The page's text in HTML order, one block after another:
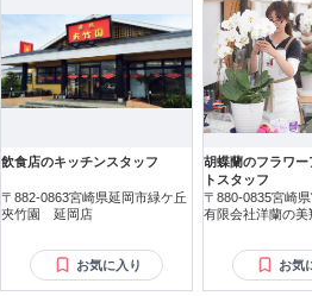
飲食店のキッチンスタッフ
〒882-0863宮崎県延岡市緑ケ丘
夾竹園 延岡店
お気に入り
胡蝶蘭のフラワ
トスタッフ
〒880-0835宮崎
原町
有限会社洋蘭の美
お気